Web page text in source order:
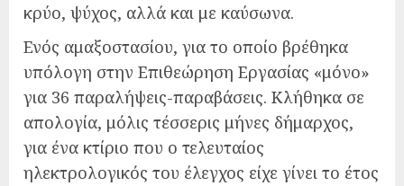
κρύο, ψύχος, αλλά και με καύσωνα.
Ενός αμαξοστασίου, για το οποίο βρέθηκα
υπόλογη στην Επιθεώρηση Εργασίας «μόνο»
για 36 παραλήψεις-παραβάσεις. Κλήθηκα σε
απολογία, μόλις τέσσερις μήνες δήμαρχος,
για ένα κτίριο που ο τελευταίος
ηλεκτρολογικός του έλεγχος είχε γίνει το έτος